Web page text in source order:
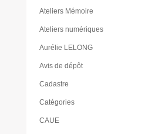
Ateliers Mémoire
Ateliers numériques
Aurélie LELONG
Avis de dépôt
Cadastre
Catégories
CAUE